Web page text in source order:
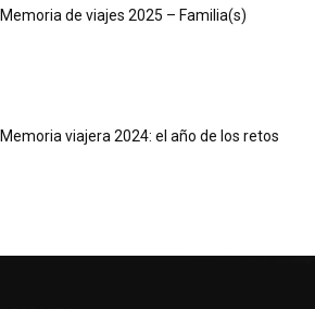
Memoria de viajes 2025 – Familia(s)
Memoria viajera 2024: el año de los retos